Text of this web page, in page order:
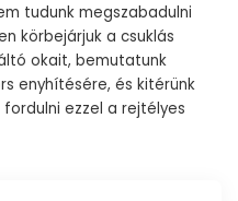
tudunk megszabadulni
körbejárjuk a csuklás
okait, bemutatunk
enyhítésére, és kitérünk
ezzel a rejtélyes